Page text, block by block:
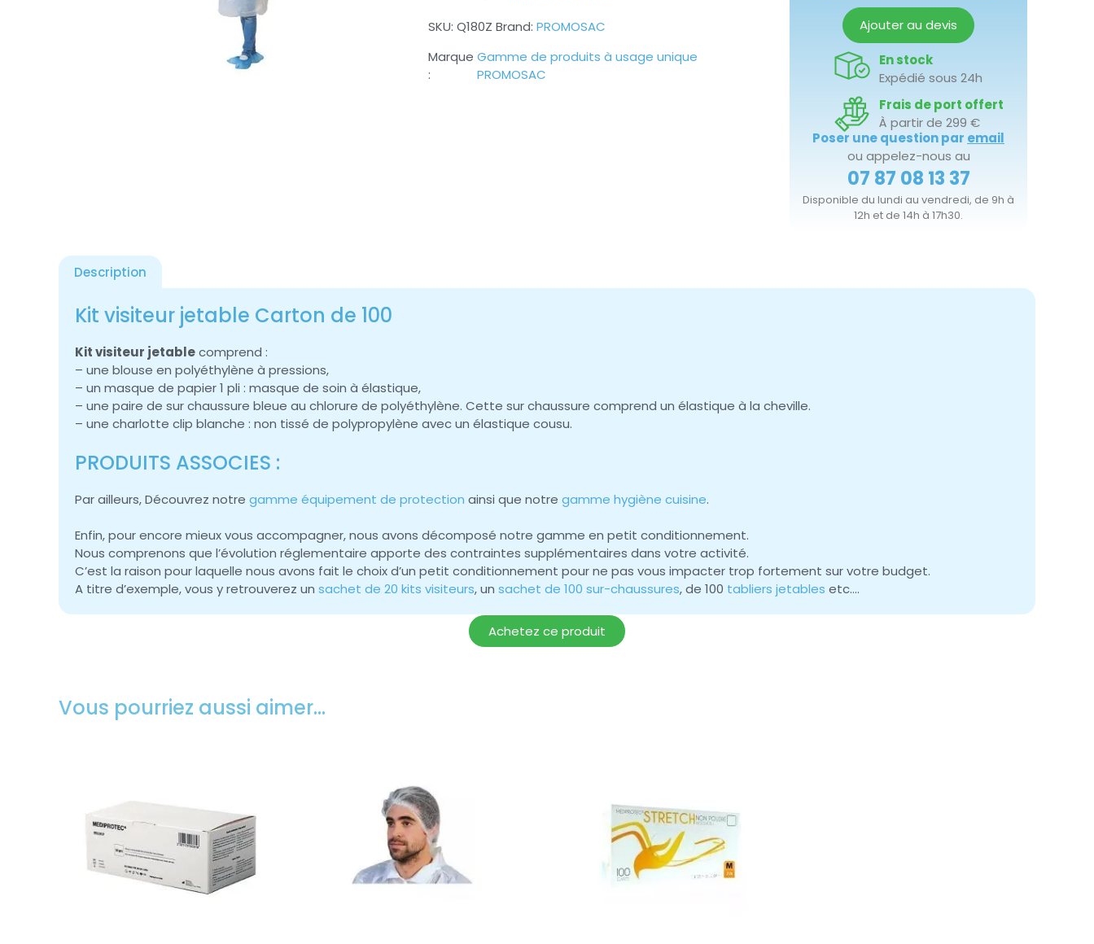
SKU: Q180Z Brand: PROMOSAC
Gamme de produits à usage unique
PROMOSAC
Ajouter au devis
En stock
Expédié sous 24h
Frais de port offert
À partir de 299 €
Poser une question par email
ou appelez-nous au
07 87 08 13 37
Disponible du lundi au vendredi, de 9h à
12h et de 14h à 17h30.
Description
Kit visiteur jetable Carton de 100
Kit visiteur jetablecomprend :
– une blouse en polyéthylène à pressions,
– un masque de papier 1 pli : masque de soin à élastique,
– une paire de sur chaussure bleue au chlorure de polyéthylène. Cette sur chaussure comprend un élastique à la cheville.
– une charlotte clip blanche : non tissé de polypropylène avec un élastique cousu.
PRODUITS ASSOCIES :
Par ailleurs, Découvrez notre gamme équipement de protection ainsi que notre gamme hygiène cuisine.
Enfin, pour encore mieux vous accompagner, nous avons décomposé notre gamme en petit conditionnement.
Nous comprenons que l’évolution réglementaire apporte des contraintes supplémentaires dans votre activité.
C’est la raison pour laquelle nous avons fait le choix d’un petit conditionnement pour ne pas vous impacter trop fortement sur votre budget.
A titre d’exemple, vous y retrouverez un sachet de 20 kits visiteurs, un sachet de 100 sur-chaussures, de 100 tabliers jetables etc….
Achetez ce produit
Vous pourriez aussi aimer…